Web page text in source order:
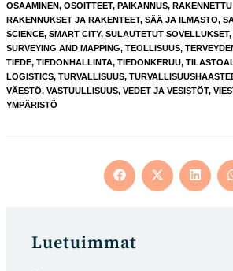
OSAAMINEN, OSOITTEET, PAIKANNUS,
RAKENNUKSET JA RAKENTEET, SÄÄ JA ILMASTO,
SCIENCE, SMART CITY, SULAUTETUT SOVELLUKSET,
SURVEYING AND MAPPING, TEOLLISUUS,
TIEDE, TIEDONHALLINTA, TIEDONKERUU,
LOGISTICS, TURVALLISUUS,
VÄESTÖ, VASTUULLISUUS, VEDET JA VESISTÖT,
YMPÄRISTÖ
Opens
in
Opens
in
Opens
in
Luetuimmat